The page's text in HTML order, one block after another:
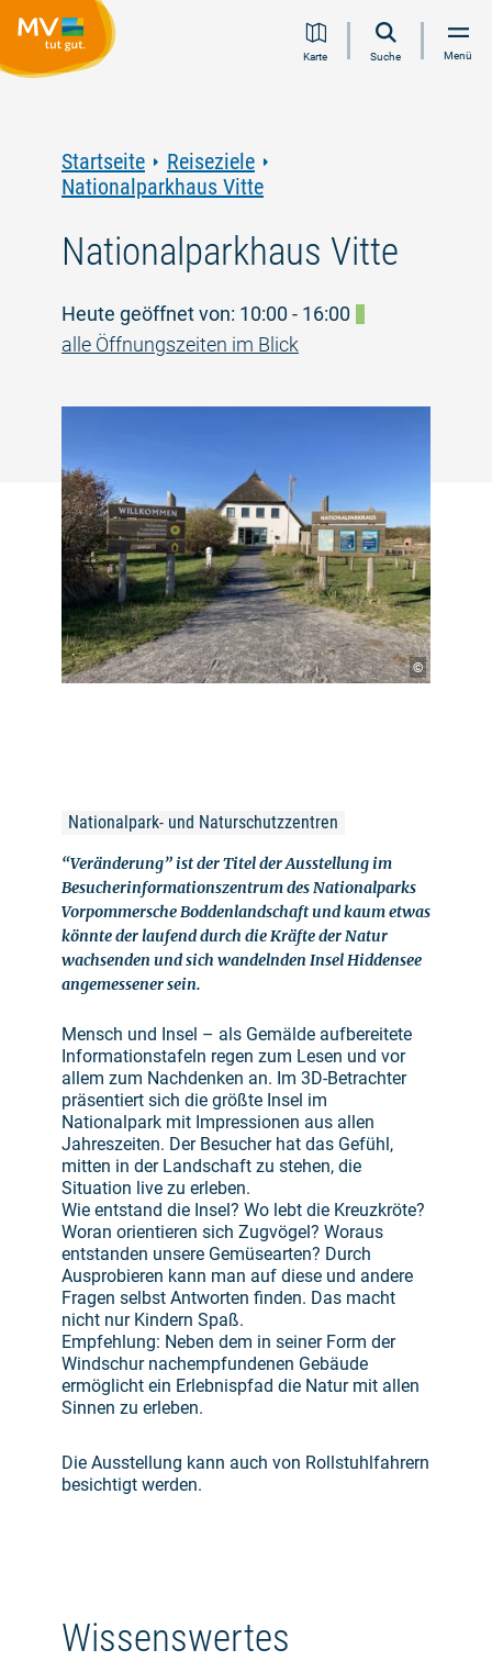
Inhalt
Navigation
Volltextsuche
FooterKarte Suche Menü
Startseite
Reiseziele
Nationalparkhaus Vitte
Nationalparkhaus Vitte
Heute geöffnet von: 10:00 - 16:00
alle Öffnungszeiten im Blick
©
Nationalpark- und Naturschutzzentren
“Veränderung” ist der Titel der Ausstellung im
Besucherinformationszentrum des Nationalparks
Vorpommersche Boddenlandschaft und kaum etwas
könnte der laufend durch die Kräfte der Natur
wachsenden und sich wandelnden Insel Hiddensee
angemessener sein.
Mensch und Insel – als Gemälde aufbereitete
Informationstafeln regen zum Lesen und vor
allem zum Nachdenken an. Im 3D-Betrachter
präsentiert sich die größte Insel im
Nationalpark mit Impressionen aus allen
Jahreszeiten. Der Besucher hat das Gefühl,
mitten in der Landschaft zu stehen, die
Situation live zu erleben.
Wie entstand die Insel? Wo lebt die Kreuzkröte?
Woran orientieren sich Zugvögel? Woraus
entstanden unsere Gemüsearten? Durch
Ausprobieren kann man auf diese und andere
Fragen selbst Antworten finden. Das macht
nicht nur Kindern Spaß.
Empfehlung: Neben dem in seiner Form der
Windschur nachempfundenen Gebäude
ermöglicht ein Erlebnispfad die Natur mit allen
Sinnen zu erleben.
Die Ausstellung kann auch von Rollstuhlfahrern
besichtigt werden.
Wissenswertes